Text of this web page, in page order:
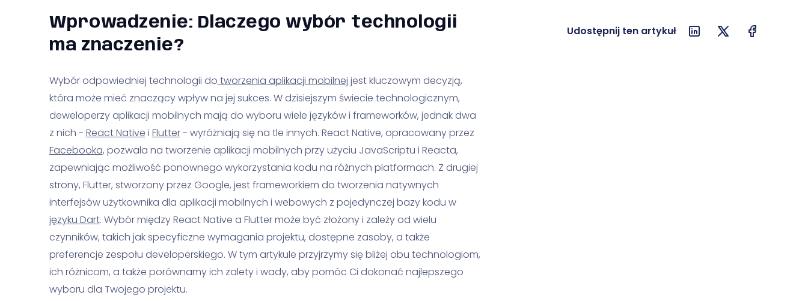
Wprowadzenie: Dlaczego wybór technologii
ma znaczenie?
Wybór odpowiedniej technologii do tworzenia aplikacji mobilnej jest kluczowym decyzją,
która może mieć znaczący wpływ na jej sukces. W dzisiejszym świecie technologicznym,
deweloperzy aplikacji mobilnych mają do wyboru wiele języków i frameworków, jednak dwa
z nich - React Native i Flutter- wyróżniają się na tle innych. React Native, opracowany przez
Facebooka, pozwala na tworzenie aplikacji mobilnych przy użyciu JavaScriptu i Reacta,
zapewniając możliwość ponownego wykorzystania kodu na różnych platformach. Z drugiej
strony, Flutter, stworzony przez Google, jest frameworkiem do tworzenia natywnych
interfejsów użytkownika dla aplikacji mobilnych i webowych z pojedynczej bazy kodu w
języku Dart. Wybór między React Native a Flutter może być złożony i zależy od wielu
czynników, takich jak specyficzne wymagania projektu, dostępne zasoby, a także
preferencje zespołu developerskiego. W tym artykule przyjrzymy się bliżej obu technologiom,
ich różnicom, a także porównamy ich zalety i wady, aby pomóc Ci dokonać najlepszego
wyboru dla Twojego projektu.
Flutterem?
Udostępnij ten artykuł